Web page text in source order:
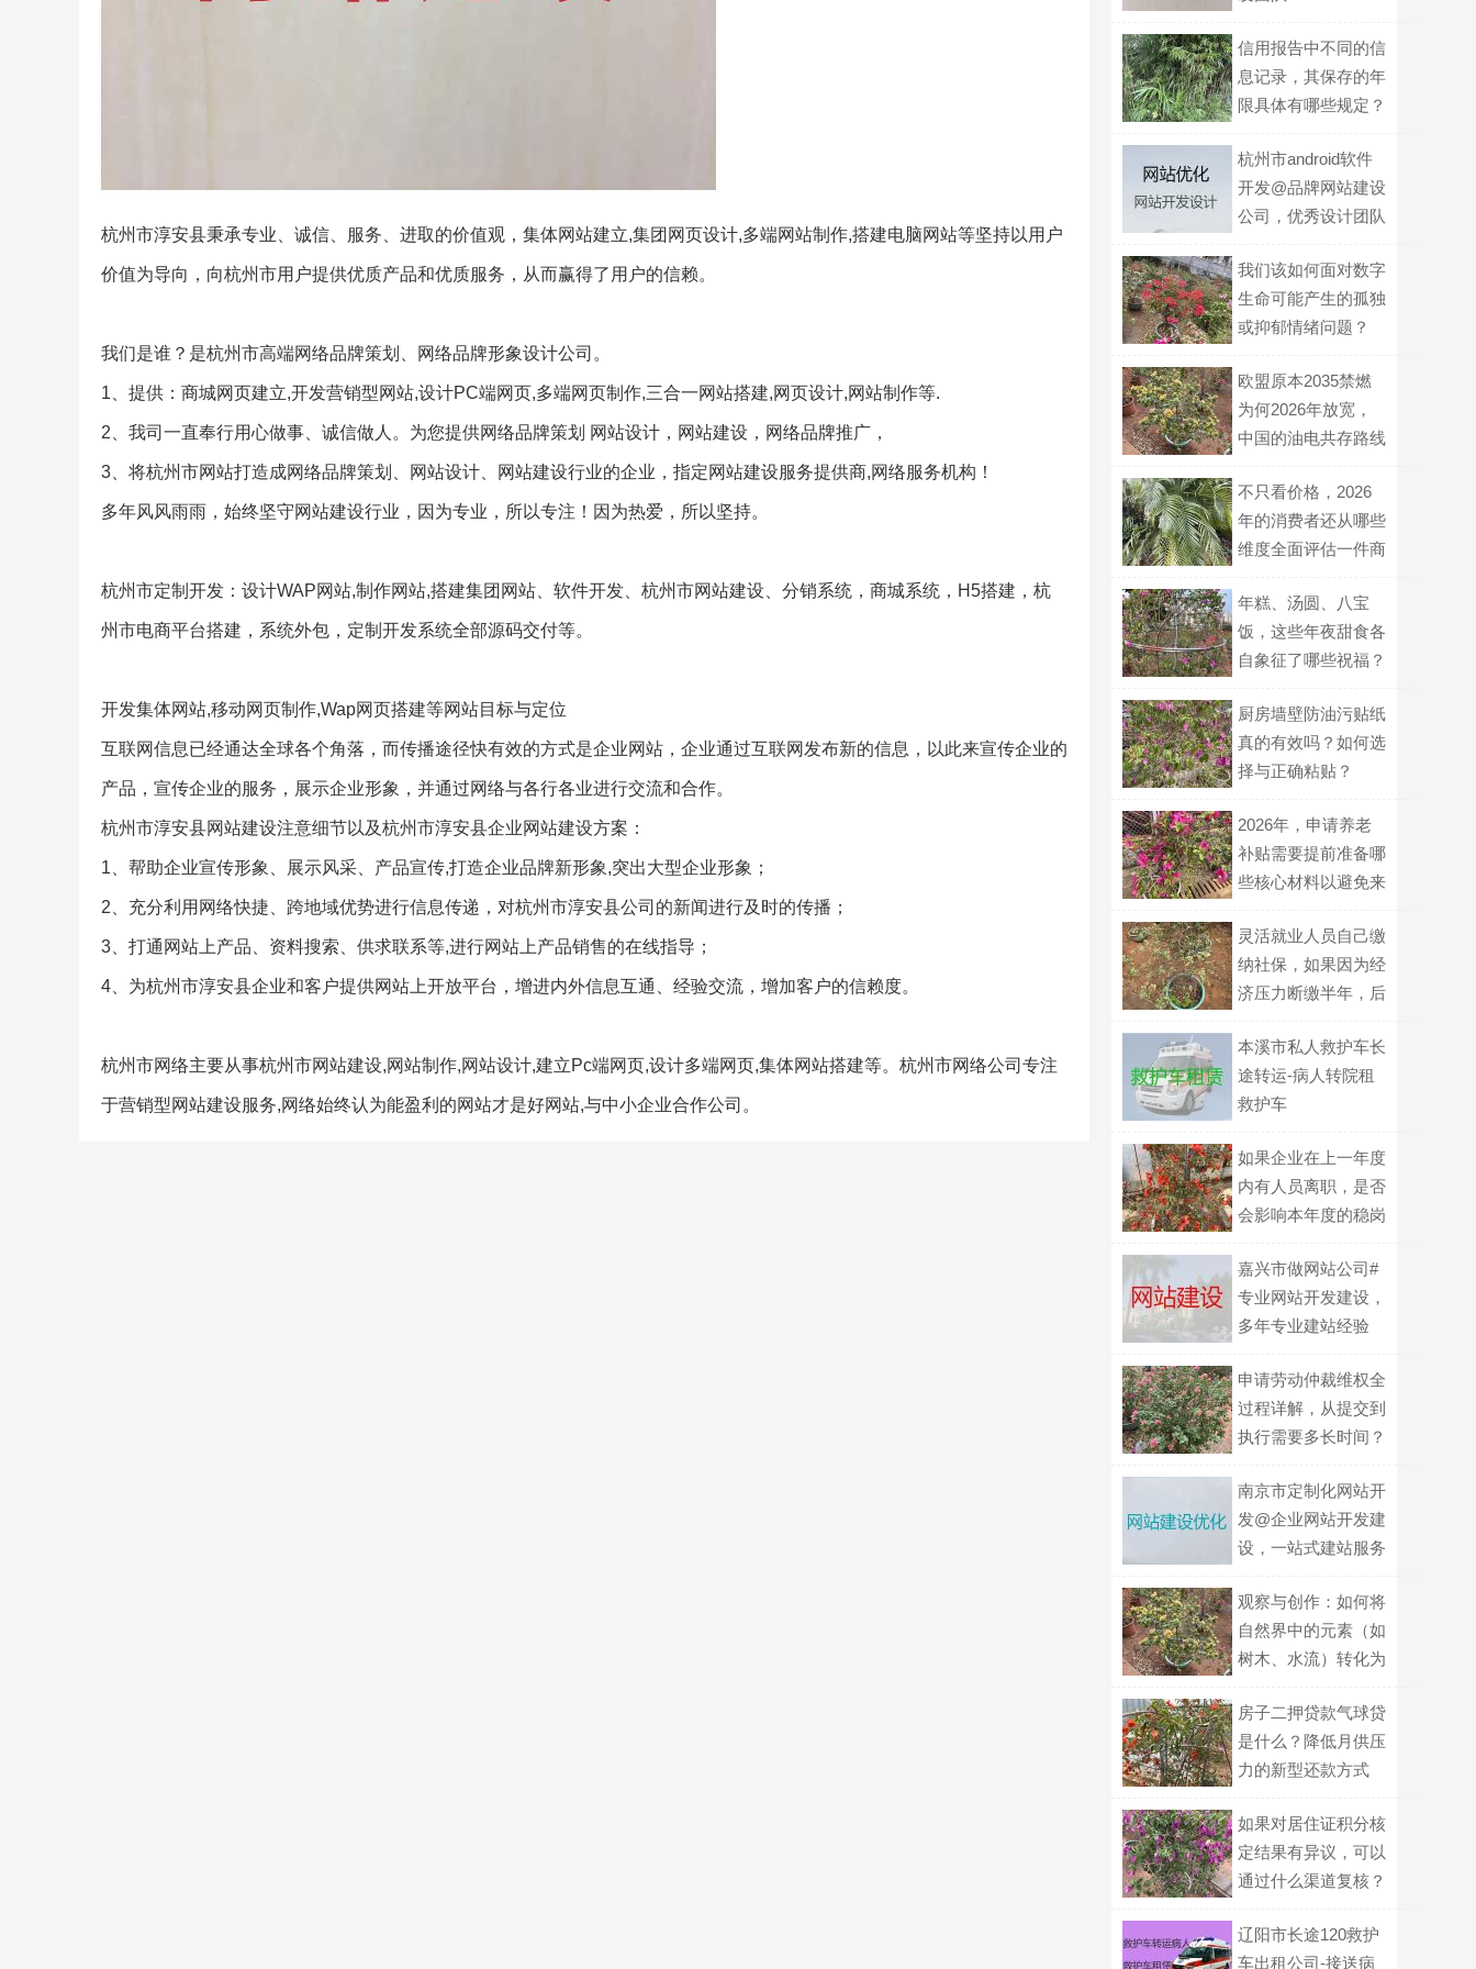
杭州市淳安县秉承专业、诚信、服务、进取的价值观，集体网站建立,集团网页设计,多端网站制作,搭建电脑网站等坚持以用户
价值为导向，向杭州市用户提供优质产品和优质服务，从而赢得了用户的信赖。
我们是谁？是杭州市高端网络品牌策划、网络品牌形象设计公司。
1、提供：商城网页建立,开发营销型网站,设计PC端网页,多端网页制作,三合一网站搭建,网页设计,网站制作等.
2、我司一直奉行用心做事、诚信做人。为您提供网络品牌策划 网站设计，网站建设，网络品牌推广，
3、将杭州市网站打造成网络品牌策划、网站设计、网站建设行业的企业，指定网站建设服务提供商,网络服务机构！
多年风风雨雨，始终坚守网站建设行业，因为专业，所以专注！因为热爱，所以坚持。
杭州市定制开发：设计WAP网站,制作网站,搭建集团网站、软件开发、杭州市网站建设、分销系统，商城系统，H5搭建，杭
州市电商平台搭建，系统外包，定制开发系统全部源码交付等。
开发集体网站,移动网页制作,Wap网页搭建等网站目标与定位
互联网信息已经通达全球各个角落，而传播途径快有效的方式是企业网站，企业通过互联网发布新的信息，以此来宣传企业的
产品，宣传企业的服务，展示企业形象，并通过网络与各行各业进行交流和合作。
杭州市淳安县网站建设注意细节以及杭州市淳安县企业网站建设方案：
1、帮助企业宣传形象、展示风采、产品宣传,打造企业品牌新形象,突出大型企业形象；
2、充分利用网络快捷、跨地域优势进行信息传递，对杭州市淳安县公司的新闻进行及时的传播；
3、打通网站上产品、资料搜索、供求联系等,进行网站上产品销售的在线指导；
4、为杭州市淳安县企业和客户提供网站上开放平台，增进内外信息互通、经验交流，增加客户的信赖度。
杭州市网络主要从事杭州市网站建设,网站制作,网站设计,建立Pc端网页,设计多端网页,集体网站搭建等。杭州市网络公司专注
于营销型网站建设服务,网络始终认为能盈利的网站才是好网站,与中小企业合作公司。
信用报告中不同的信
息记录，其保存的年
限具体有哪些规定？
杭州市android软件
开发@品牌网站建设
公司，优秀设计团队
我们该如何面对数字
生命可能产生的孤独
或抑郁情绪问题？
欧盟原本2035禁燃
为何2026年放宽，
中国的油电共存路线
不只看价格，2026
年的消费者还从哪些
维度全面评估一件商
年糕、汤圆、八宝
饭，这些年夜甜食各
自象征了哪些祝福？
厨房墙壁防油污贴纸
真的有效吗？如何选
择与正确粘贴？
2026年，申请养老
补贴需要提前准备哪
些核心材料以避免来
灵活就业人员自己缴
纳社保，如果因为经
济压力断缴半年，后
本溪市私人救护车长
途转运-病人转院租
救护车
如果企业在上一年度
内有人员离职，是否
会影响本年度的稳岗
嘉兴市做网站公司#
专业网站开发建设，
多年专业建站经验
申请劳动仲裁维权全
过程详解，从提交到
执行需要多长时间？
南京市定制化网站开
发@企业网站开发建
设，一站式建站服务
观察与创作：如何将
自然界中的元素（如
树木、水流）转化为
符号？
房子二押贷款气球贷
是什么？降低月供压
力的新型还款方式
如果对居住证积分核
定结果有异议，可以
通过什么渠道复核？
辽阳市长途120救护
车出租公司-接送病